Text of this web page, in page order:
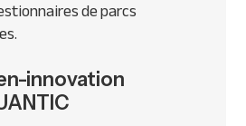
de parcs
innovation